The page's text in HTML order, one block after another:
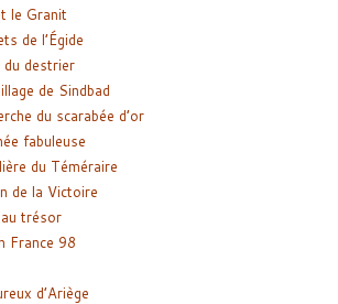
le Granit
de l’Égide
du destrier
de Sindbad
du scarabée d’or
fabuleuse
du Téméraire
de la Victoire
trésor
France 98
d’Ariège